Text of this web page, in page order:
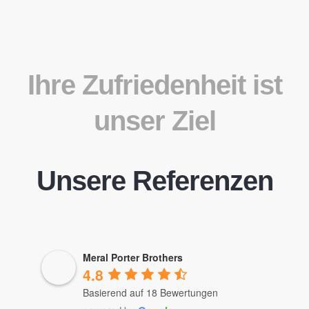
Ihre Zufriedenheit ist
unser Ziel
Unsere Referenzen
Meral Porter Brothers
4.8
Basierend auf 18 Bewertungen